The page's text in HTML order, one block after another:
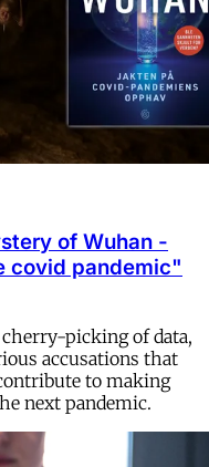
of Wuhan -
covid pandemic"
picking of data,
accusations that
to making
next pandemic.